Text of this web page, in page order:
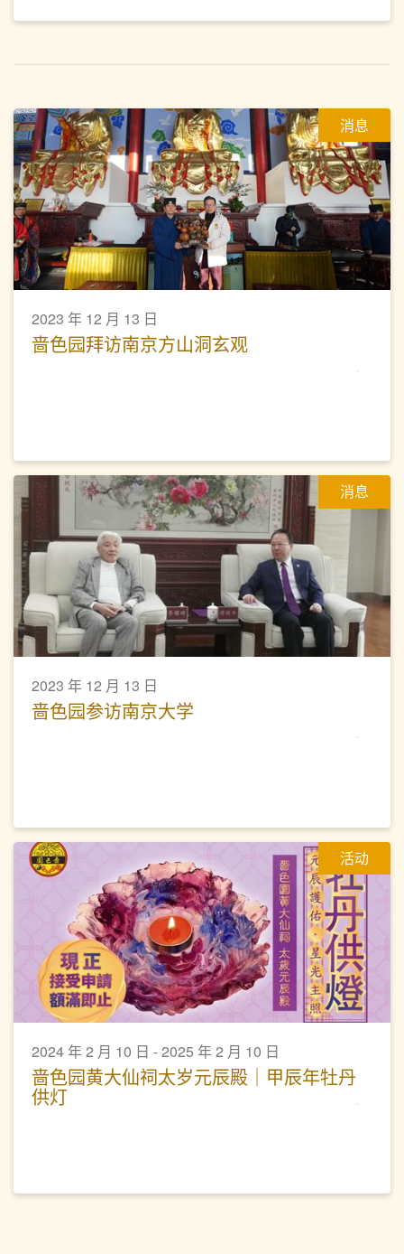
消息
2023 年 12 月 13 日
啬色园拜访南京方山洞玄观
消息
2023 年 12 月 13 日
啬色园参访南京大学
活动
2024 年 2 月 10 日 - 2025 年 2 月 10 日
啬色园黄大仙祠太岁元辰殿｜甲辰年牡丹
供灯